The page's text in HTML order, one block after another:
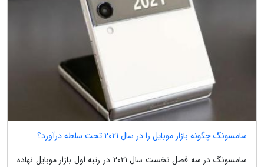
سامسونگ چگونه بازار موبایل را در سال 2021 تحت سلطه درآورد؟
سامسونگ در سه فصل نخست سال 2021 در رتبه اول بازار موبایل نهاده